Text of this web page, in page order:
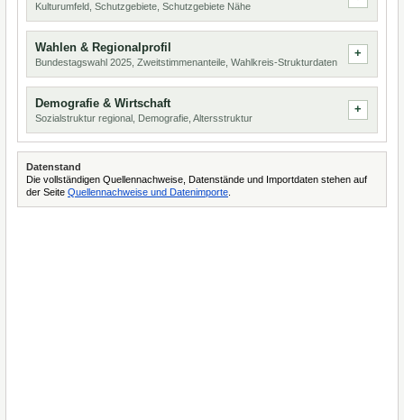
Kulturumfeld, Schutzgebiete, Schutzgebiete Nähe
Wahlen & Regionalprofil
Bundestagswahl 2025, Zweitstimmenanteile, Wahlkreis-Strukturdaten
Demografie & Wirtschaft
Sozialstruktur regional, Demografie, Altersstruktur
Datenstand
Die vollständigen Quellennachweise, Datenstände und Importdaten stehen auf
der Seite Quellennachweise und Datenimporte